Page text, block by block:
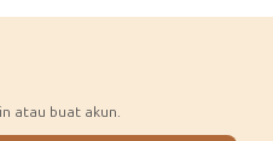
atau buat akun.